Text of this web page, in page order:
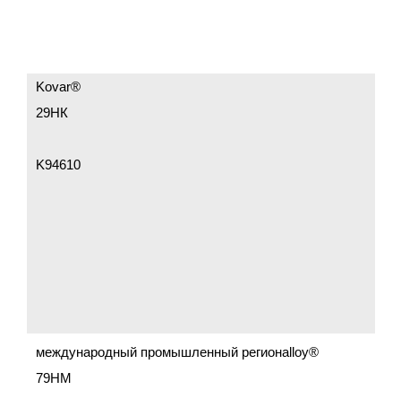
Kovar®
29НК
K94610
международный промышленный регионalloy®
79НМ